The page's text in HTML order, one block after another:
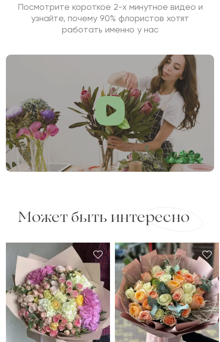
Посмотрите короткое 2-х минутное видео и
узнайте, почему 90% флористов хотят
работать именно у нас
Может быть интересно